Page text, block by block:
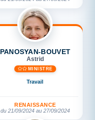
PANOSYAN-BOUVET
Astrid
MINISTRE
Travail
RENAISSANCE
du 21/09/2024 au 27/09/2024